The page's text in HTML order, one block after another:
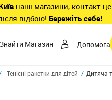
наші магазини, контакт-
відбою! Бережіть себе!
Знайти Магазин Допомога
Тенісні ракетки для дітей Дитяча